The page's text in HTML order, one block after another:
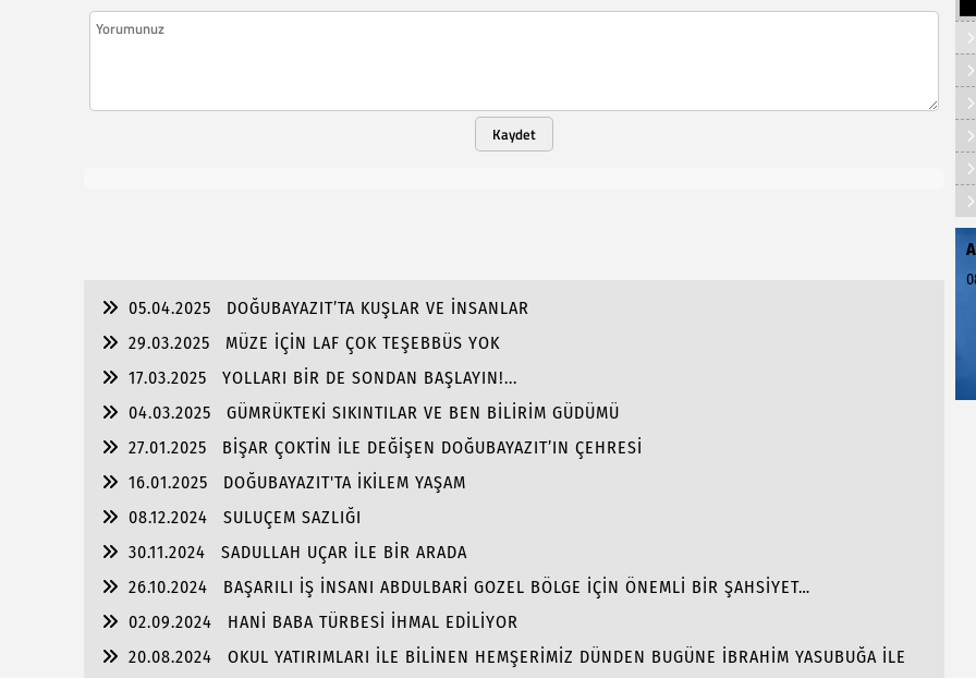
Kaydet
05.04.2025
DOĞUBAYAZIT’TA KUŞLAR VE İNSANLAR
29.03.2025
MÜZE İÇİN LAF ÇOK TEŞEBBÜS YOK
17.03.2025
YOLLARI BİR DE SONDAN BAŞLAYIN!...
04.03.2025
GÜMRÜKTEKİ SIKINTILAR VE BEN BİLİRİM GÜDÜMÜ
27.01.2025
BİŞAR ÇOKTİN İLE DEĞİŞEN DOĞUBAYAZIT’IN ÇEHRESİ
16.01.2025
DOĞUBAYAZIT'TA İKİLEM YAŞAM
08.12.2024
SULUÇEM SAZLIĞI
30.11.2024
SADULLAH UÇAR İLE BİR ARADA
26.10.2024
BAŞARILI İŞ İNSANI ABDULBARİ GOZEL BÖLGE İÇİN ÖNEMLİ BİR ŞAHSİYET…
02.09.2024
HANİ BABA TÜRBESİ İHMAL EDİLİYOR
20.08.2024
OKUL YATIRIMLARI İLE BİLİNEN HEMŞERİMİZ DÜNDEN BUGÜNE İBRAHİM YASUBUĞA İLE